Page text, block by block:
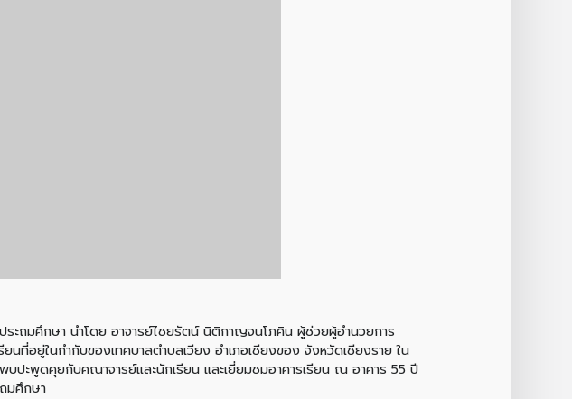
ะถมศึกษา นำโดย อาจารย์ไชยรัตน์ นิติกาญจนโภคิน ผู้ช่วยผู้อำนวยการ
ที่อยู่ในกำกับของเทศบาลตำบลเวียง อำเภอเชียงของ จังหวัดเชียงราย ใน
บปะพูดคุยกับคณาจารย์และนักเรียน และเยี่ยมชมอาคารเรียน ณ อาคาร 55 ปี
มศึกษา